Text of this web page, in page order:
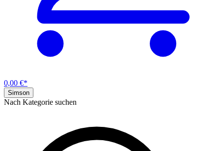
0,00 €*
Simson
Nach Kategorie suchen